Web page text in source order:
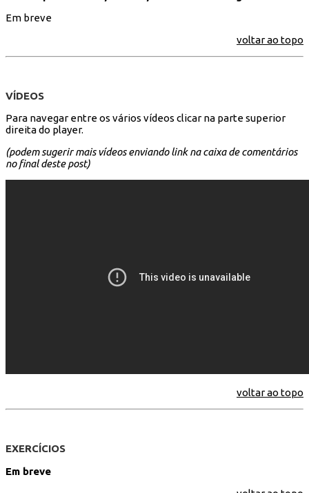
Em breve
voltar ao topo
VÍDEOS
Para navegar entre os vários vídeos clicar na parte superior
direita do player.
(podem sugerir mais vídeos enviando link na caixa de comentários
no final deste post)
voltar ao topo
EXERCÍCIOS
Em breve